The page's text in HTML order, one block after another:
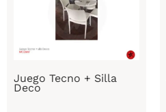
Juego Tecno + Silla
Deco